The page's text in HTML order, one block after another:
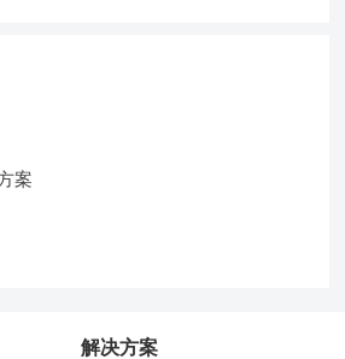
案
解决方案